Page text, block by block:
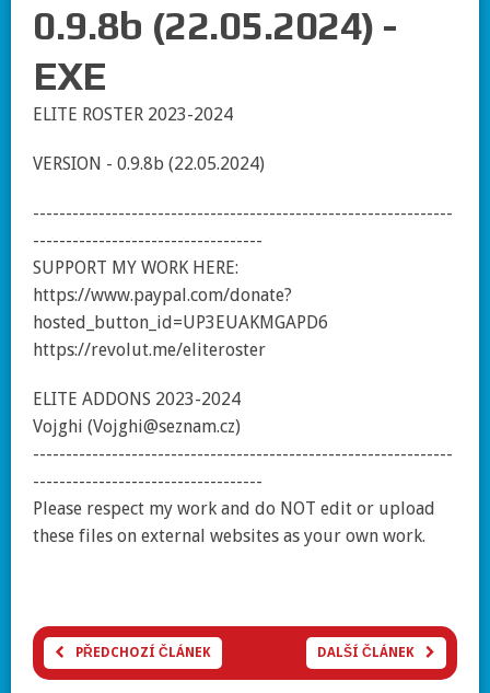
0.9.8b (22.05.2024) -
EXE
ELITE ROSTER 2023-2024
VERSION - 0.9.8b (22.05.2024)
----------------------------------------------------------------
-----------------------------------
SUPPORT MY WORK HERE:
https://www.paypal.com/donate?
hosted_button_id=UP3EUAKMGAPD6
https://revolut.me/eliteroster
ELITE ADDONS 2023-2024
Vojghi (Vojghi@seznam.cz)
----------------------------------------------------------------
-----------------------------------
Please respect my work and do NOT edit or upload
these files on external websites as your own work.
PŘEDCHOZÍ ČLÁNEK DALŠÍ ČLÁNEK